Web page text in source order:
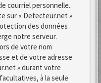
courriel personnelle.
sur « Detecteur.net »
des données
notre serveur.
de votre nom
et de votre adresse
» durant votre
à la seule